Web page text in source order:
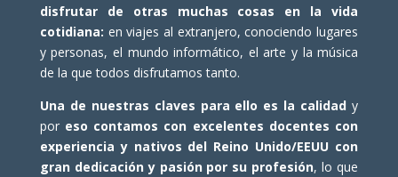
disfrutar de otras muchas cosas en la vida
cotidiana: en viajes al extranjero, conociendo lugares
y personas, el mundo informático, el arte y la música
de la que todos disfrutamos tanto.
Una de nuestras claves para ello es la calidady
por eso contamos con excelentes docentes con
experiencia y nativos del Reino Unido/EEUU con
gran dedicación y pasión por su profesión, lo que